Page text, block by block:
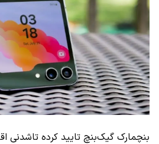
بنچمارک گیک‌بنچ تایید کرده تاشدنی